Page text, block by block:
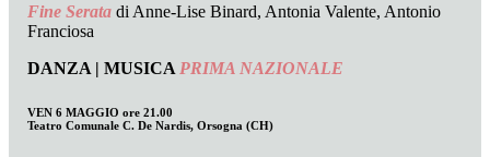
Fine Serata di Anne-Lise Binard, Antonia Valente, Antonio
Franciosa
DANZA | MUSICA PRIMA NAZIONALE
VEN 6 MAGGIO ore 21.00
Teatro Comunale C. De Nardis, Orsogna (CH)